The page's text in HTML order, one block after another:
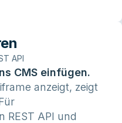
API
CMS einfügen.
anzeigt, zeigt
REST API und